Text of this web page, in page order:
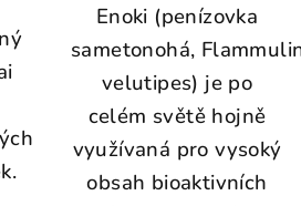
Enoki (penízovka
sametonohá,
velutipes) je po
celém světě hojně
využívaná pro vysoký
obsah bioaktivních